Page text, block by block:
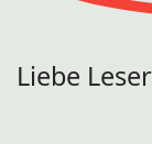
Liebe